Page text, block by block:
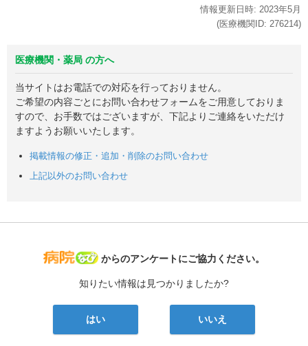
情報更新日時: 2023年5月
(医療機関ID: 276214)
医療機関・薬局 の方へ
当サイトはお電話での対応を行っておりません。
ご希望の内容ごとにお問い合わせフォームをご用意しておりま
すので、お手数ではございますが、下記よりご連絡をいただけ
ますようお願いいたします。
掲載情報の修正・追加・削除のお問い合わせ
上記以外のお問い合わせ
病院なび
からのアンケートにご協力ください。
知りたい情報は見つかりましたか?
はい いいえ